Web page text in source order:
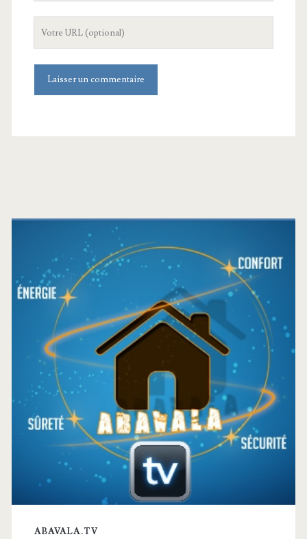
site
Barre
latérale
principale
ABAVALA.TV